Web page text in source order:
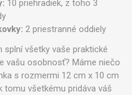
10 priehradiek, z toho 3
2 priestranné oddiely
splní všetky vaše praktické
vašu osobnosť? Máme niečo
s rozmermi 12 cm x 10 cm
tomu všetkému pridáva váš